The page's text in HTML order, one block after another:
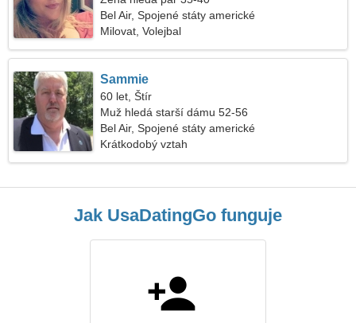
Bel Air, Spojené státy americké
Milovat, Volejbal
Sammie
60 let, Štír
Muž hledá starší dámu 52-56
Bel Air, Spojené státy americké
Krátkodobý vztah
Jak UsaDatingGo funguje